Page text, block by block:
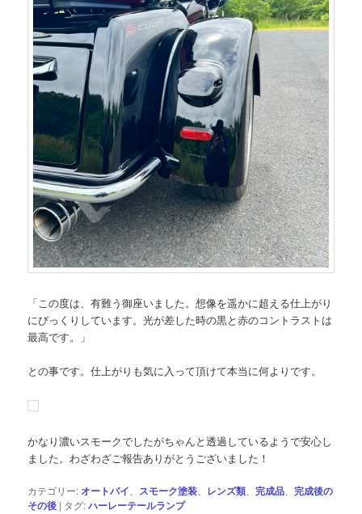
「この度は、有難う御座いました。想像を遥かに超える仕上がり
にびっくりしています。光が差した時の黒と赤のコントラストは
最高です。」
との事です。仕上がりも気に入って頂けて本当に何よりです。
かなり濃いスモークでしたがちゃんと透過しているようで安心し
ました。わざわざご報告ありがとうございました！
カテゴリー: オートバイ スモーク塗装 レンズ類 、完成品 、完成後の
その後 | タグ:ハーレーテールランプ